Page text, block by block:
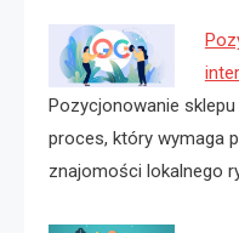
Pozycjonowanie
proces, który wymaga
znajomości lokalnego